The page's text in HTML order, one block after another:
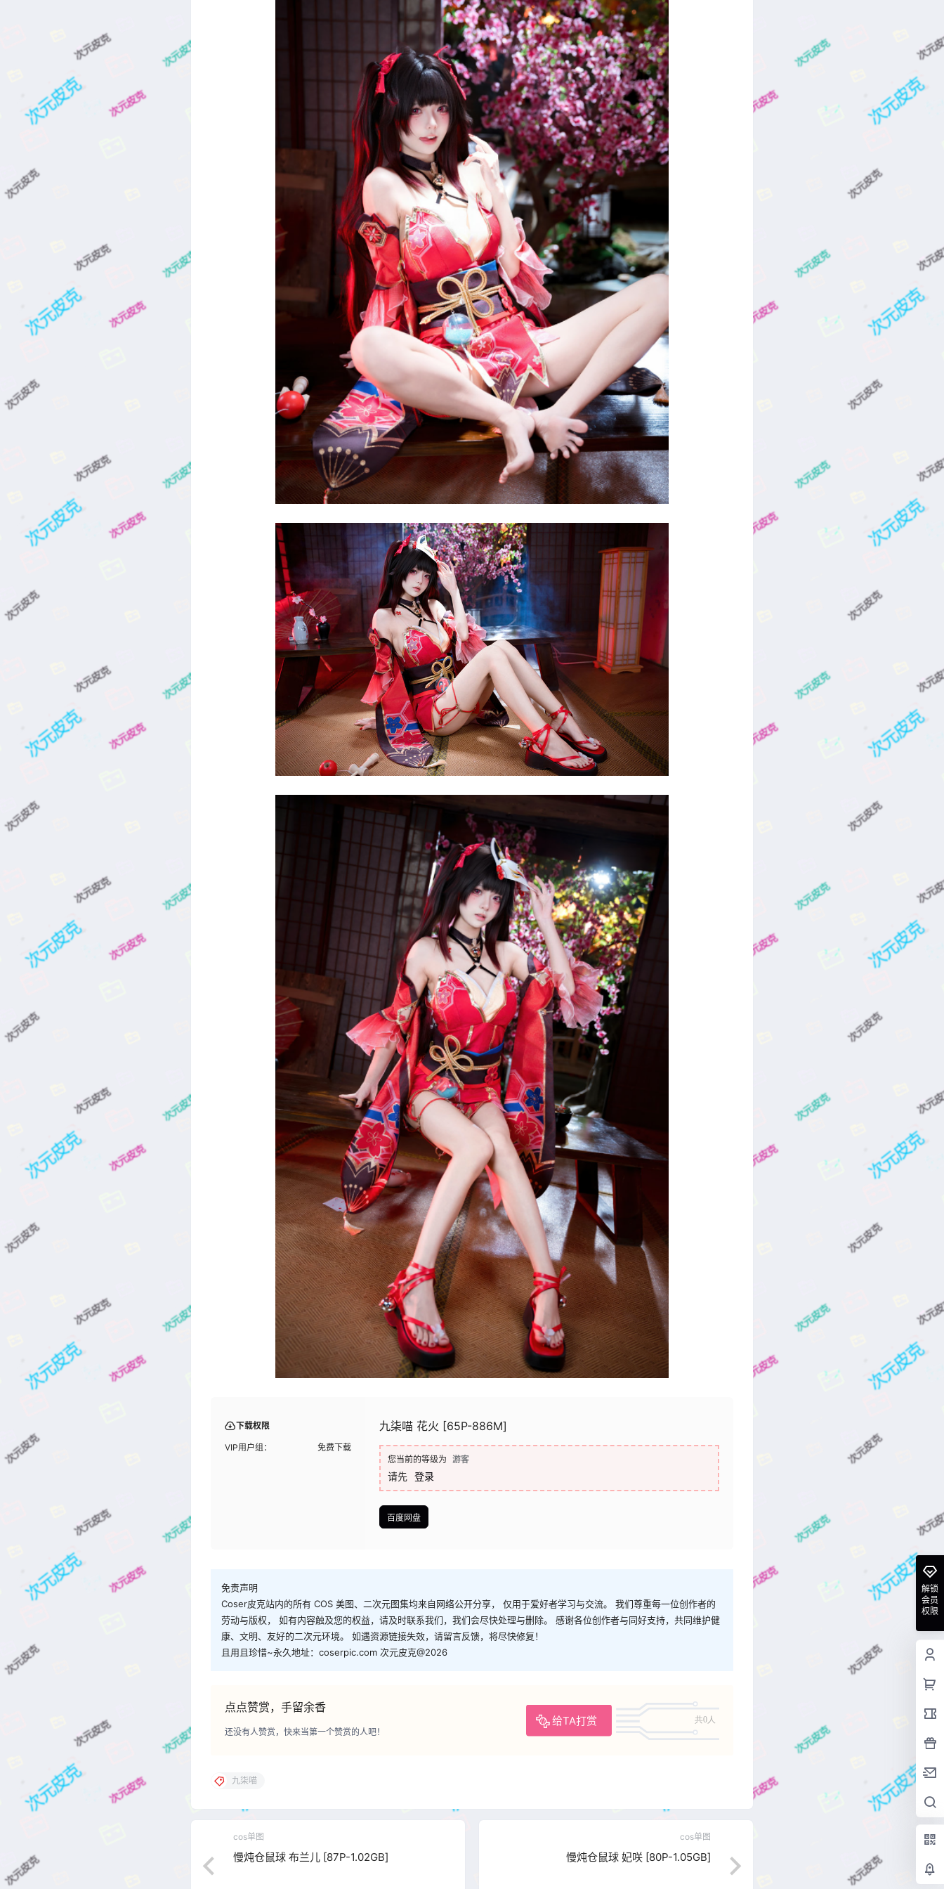
下载权限
VIP用户组： 免费下载
九柒喵 花火 [65P-886M]
您当前的等级为 游客
请先 登录
百度网盘
免责声明
Coser皮克站内的所有 COS 美图、二次元图集均来自网络公开分享， 仅用于爱好者学习与交流。 我们尊重每一位创作者的
劳动与版权， 如有内容触及您的权益，请及时联系我们，我们会尽快处理与删除。 感谢各位创作者与同好支持，共同维护健
康、文明、友好的二次元环境。 如遇资源链接失效，请留言反馈，将尽快修复！
且用且珍惜~永久地址：coserpic.com 次元皮克@2026
点点赞赏，手留余香
给TA打赏 共0人
还没有人赞赏，快来当第一个赞赏的人吧！
九柒喵
cos单图
慢炖仓鼠球 布兰儿 [87P-1.02GB]
cos单图
慢炖仓鼠球 妃咲 [80P-1.05GB]
解锁
会员
权限